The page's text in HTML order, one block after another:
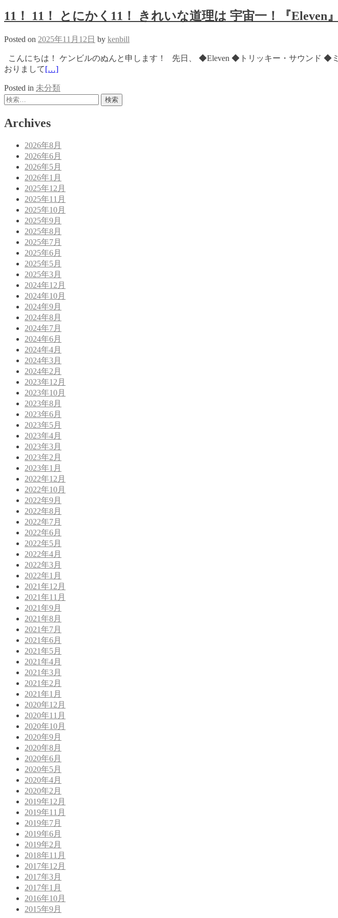
11！ 11！ とにかく11！ きれいな道理は 宇宙一！『Eleven
Posted on 2025年11月12日 by kenbill
こんにちは！ ケンビルのぬんと申します！ 先日、 ◆Eleven ◆トリッキー・サウンド ◆
おりまして[…]
Posted in 未分類
Posts
検
Archives
2026年8月
2026年6月
2026年5月
2026年1月
2025年12月
2025年11月
2025年10月
2025年9月
2025年8月
2025年7月
2025年6月
2025年5月
2025年3月
2024年12月
2024年10月
2024年9月
2024年8月
2024年7月
2024年6月
2024年4月
2024年3月
2024年2月
2023年12月
2023年10月
2023年8月
2023年6月
2023年5月
2023年4月
2023年3月
2023年2月
2023年1月
2022年12月
2022年10月
2022年9月
2022年8月
2022年7月
2022年6月
2022年5月
2022年4月
2022年3月
2022年1月
2021年12月
2021年11月
2021年9月
2021年8月
2021年7月
2021年6月
2021年5月
2021年4月
2021年3月
2021年2月
2021年1月
2020年12月
2020年11月
2020年10月
2020年9月
2020年8月
2020年6月
2020年5月
2020年4月
2020年2月
2019年12月
2019年11月
2019年7月
2019年6月
2019年2月
2018年11月
2017年12月
2017年3月
2017年1月
2016年10月
2015年9月